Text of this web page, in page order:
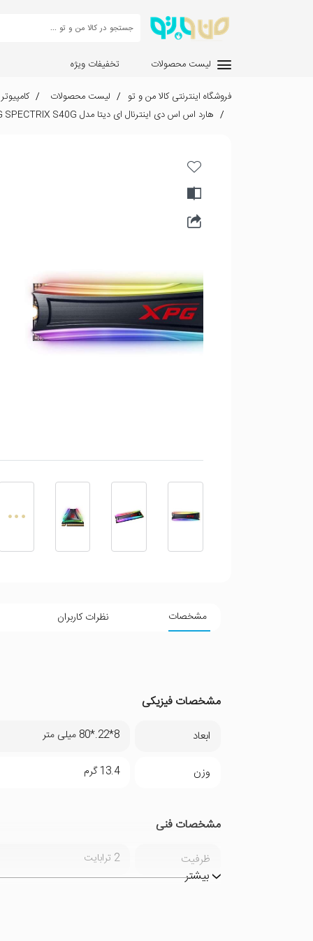
لیست محصولات تخفیفات ویژه
فروشگاه اینترنتی کالا من و تو لیست محصولات
هارد اس اس دی اینترنال ای دیتا مدل XPG SPECTRIX S40G ظرفیت 2 ترابایت
مشخصات نظرات کاربران
مشخصات فیزیکی
ابعاد 8*22.*80 میلی متر
وزن 13.4 گرم
مشخصات فنی
ظرفیت 2 ترابایت
بیشتر